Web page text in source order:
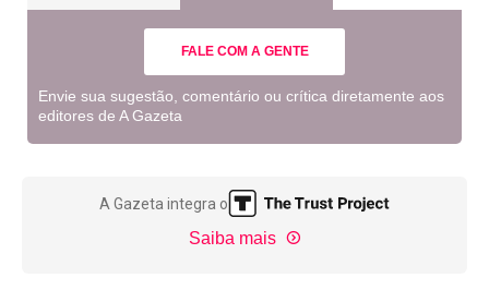
FALE COM A GENTE
Envie sua sugestão, comentário ou crítica diretamente aos
editores de A Gazeta
A Gazeta integra o
Saiba mais